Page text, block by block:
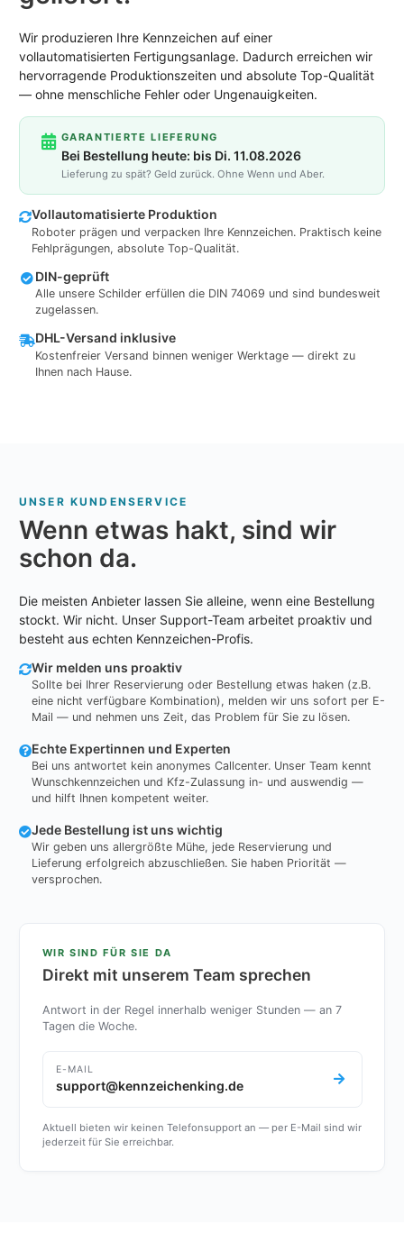
Wir produzieren Ihre Kennzeichen auf einer
vollautomatisierten Fertigungsanlage. Dadurch erreichen wir
hervorragende Produktionszeiten und absolute Top-Qualität
— ohne menschliche Fehler oder Ungenauigkeiten.
GARANTIERTE LIEFERUNG
Bei Bestellung heute: bis Di. 11.08.2026
Lieferung zu spät? Geld zurück. Ohne Wenn und Aber.
Vollautomatisierte Produktion
Roboter prägen und verpacken Ihre Kennzeichen. Praktisch keine
Fehlprägungen, absolute Top-Qualität.
DIN-geprüft
Alle unsere Schilder erfüllen die DIN 74069 und sind bundesweit
zugelassen.
DHL-Versand inklusive
Kostenfreier Versand binnen weniger Werktage — direkt zu
Ihnen nach Hause.
UNSER KUNDENSERVICE
Wenn etwas hakt, sind wir
schon da.
Die meisten Anbieter lassen Sie alleine, wenn eine Bestellung
stockt. Wir nicht. Unser Support-Team arbeitet proaktiv und
besteht aus echten Kennzeichen-Profis.
Wir melden uns proaktiv
Sollte bei Ihrer Reservierung oder Bestellung etwas haken (z.B.
eine nicht verfügbare Kombination), melden wir uns sofort per E-
Mail — und nehmen uns Zeit, das Problem für Sie zu lösen.
Echte Expertinnen und Experten
Bei uns antwortet kein anonymes Callcenter. Unser Team kennt
Wunschkennzeichen und Kfz-Zulassung in- und auswendig —
und hilft Ihnen kompetent weiter.
Jede Bestellung ist uns wichtig
Wir geben uns allergrößte Mühe, jede Reservierung und
Lieferung erfolgreich abzuschließen. Sie haben Priorität —
versprochen.
WIR SIND FÜR SIE DA
Direkt mit unserem Team sprechen
Antwort in der Regel innerhalb weniger Stunden — an 7
Tagen die Woche.
E-MAIL
support@kennzeichenking.de
Aktuell bieten wir keinen Telefonsupport an — per E-Mail sind wir
jederzeit für Sie erreichbar.